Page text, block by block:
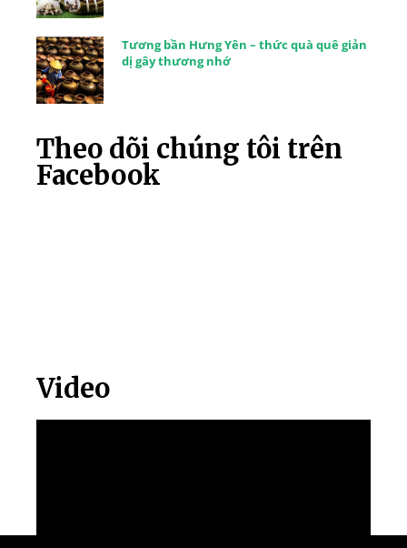
Tương bần Hưng Yên – thức quà quê giản
dị gây thương nhớ
Theo dõi chúng tôi trên
Facebook
Video